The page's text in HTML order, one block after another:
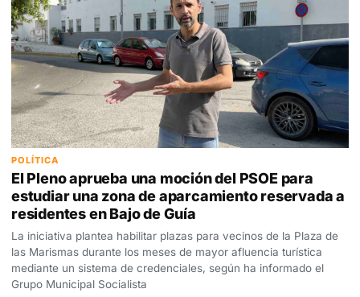
POLÍTICA
El Pleno aprueba una moción del PSOE para
estudiar una zona de aparcamiento reservada a
residentes en Bajo de Guía
La iniciativa plantea habilitar plazas para vecinos de la Plaza de
las Marismas durante los meses de mayor afluencia turística
mediante un sistema de credenciales, según ha informado el
Grupo Municipal Socialista